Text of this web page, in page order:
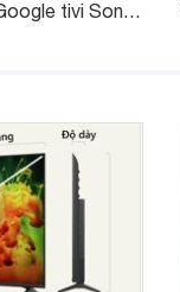
tivi Sony